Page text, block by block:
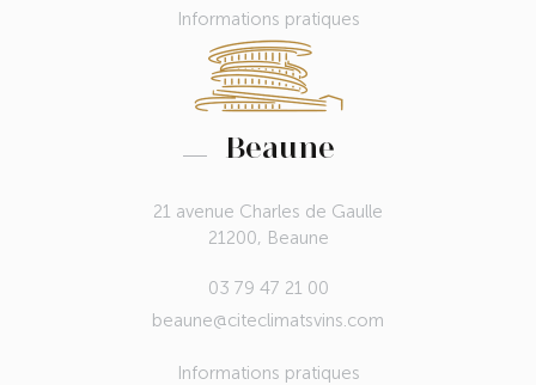
Informations pratiques
Beaune
21 avenue Charles de Gaulle
21200, Beaune
03 79 47 21 00
beaune@citeclimatsvins.com
Informations pratiques